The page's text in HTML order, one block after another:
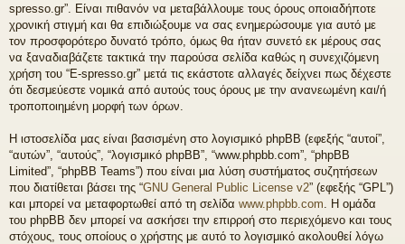
εις
spresso.gr”. Είναι πιθανόν να μεταβάλλουμε τους όρους οποιαδήποτε
χρονική στιγμή και θα επιδιώξουμε να σας ενημερώσουμε για αυτό με
τον προσφορότερο δυνατό τρόπο, όμως θα ήταν συνετό εκ μέρους σας
να ξαναδιαβάζετε τακτικά την παρούσα σελίδα καθώς η συνεχιζόμενη
χρήση του “E-spresso.gr” μετά τις εκάστοτε αλλαγές δείχνει πως δέχεστε
ότι δεσμεύεστε νομικά από αυτούς τους όρους με την ανανεωμένη και/ή
τροποποιημένη μορφή των όρων.
Η ιστοσελίδα μας είναι βασισμένη στο λογισμικό phpBB (εφεξής “αυτοί”,
“αυτών”, “αυτούς”, “λογισμικό phpBB”, “www.phpbb.com”, “phpBB
Limited”, “phpBB Teams”) που είναι μια λύση συστήματος συζητήσεων
που διατίθεται βάσει της “GNU General Public License v2” (εφεξής “GPL”)
και μπορεί να μεταφορτωθεί από τη σελίδα www.phpbb.com . Η ομάδα
του phpBB δεν μπορεί να ασκήσει την επιρροή στο περιεχόμενο και τους
στόχους, τους οποίους ο χρήστης με αυτό το λογισμικό ακολουθεί λόγω